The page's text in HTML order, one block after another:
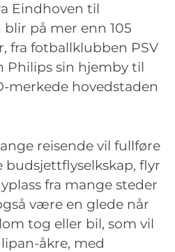
Eindhoven til
på mer enn 105
fra fotballklubben PSV
Philips sin hjemby til
merkede hovedstaden
reisende vil fullføre
budsjettflyselkskap, flyr
fra mange steder
være en glede når
tog eller bil, som vil
åkre, med